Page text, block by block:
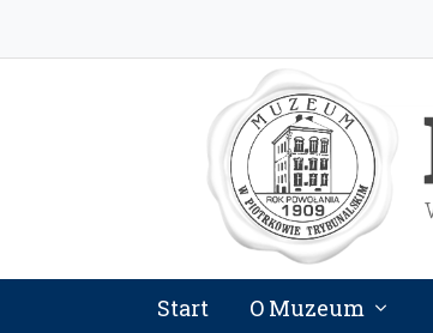
Start O Muzeum